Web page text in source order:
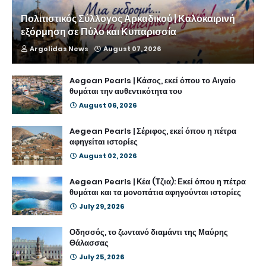
Πολιτιστικός Σύλλογος Αρκαδικού | Καλοκαιρινή
εξόρμηση σε Πύλο και Κυπαρισσία
Argolidas News August 07, 2026
Aegean Pearls | Κάσος, εκεί όπου το Αιγαίο
θυμάται την αυθεντικότητα του
August 06, 2026
Aegean Pearls | Σέριφος, εκεί όπου η πέτρα
αφηγείται ιστορίες
August 02, 2026
Aegean Pearls | Κέα (Τζια): Εκεί όπου η πέτρα
θυμάται και τα μονοπάτια αφηγούνται ιστορίες
July 29, 2026
Οδησσός, το ζωντανό διαμάντι της Μαύρης
Θάλασσας
July 25, 2026